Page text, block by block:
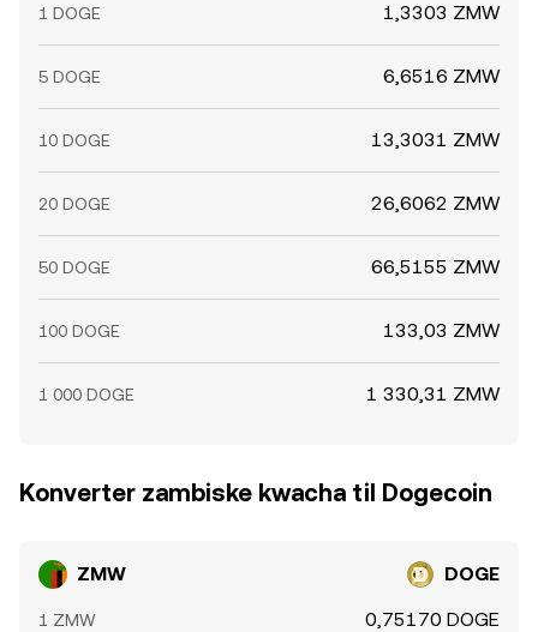
1 DOGE 1,3303 ZMW
5 DOGE 6,6516 ZMW
10 DOGE 13,3031 ZMW
20 DOGE 26,6062 ZMW
50 DOGE 66,5155 ZMW
100 DOGE 133,03 ZMW
1 000 DOGE 1 330,31 ZMW
Konverter zambiske kwacha til Dogecoin
ZMW DOGE
1 ZMW 0,75170 DOGE